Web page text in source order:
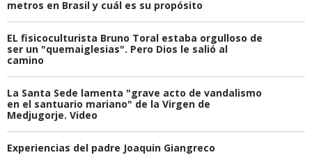
metros en Brasil y cuál es su propósito
EL fisicoculturista Bruno Toral estaba orgulloso de
ser un "quemaiglesias". Pero Dios le salió al
camino
La Santa Sede lamenta "grave acto de vandalismo
en el santuario mariano" de la Virgen de
Medjugorje. Video
Experiencias del padre Joaquin Giangreco